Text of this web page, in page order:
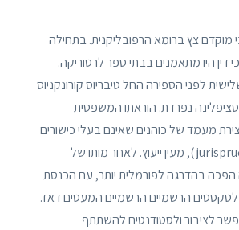
מוקדם צץ ברומא הרפובליקנית. בתחילה
דין היו מתאמנים בבתי ספר לרטוריקה.
לפני הספירה החל טיבריוס קורונקניוס
נפרדת. הוראתו המשפטית
מעמד של כוהנים שאינם בעלי כישורים
משפטיים ( jurisprudentes ), מעין ייעוץ. לאחר מותו של
הפכה בהדרגה לפורמלית יותר, עם הכנסת
הרשמיים הרשמיים המעטים דאז.
לציבור ולסטודנטים להשתתף